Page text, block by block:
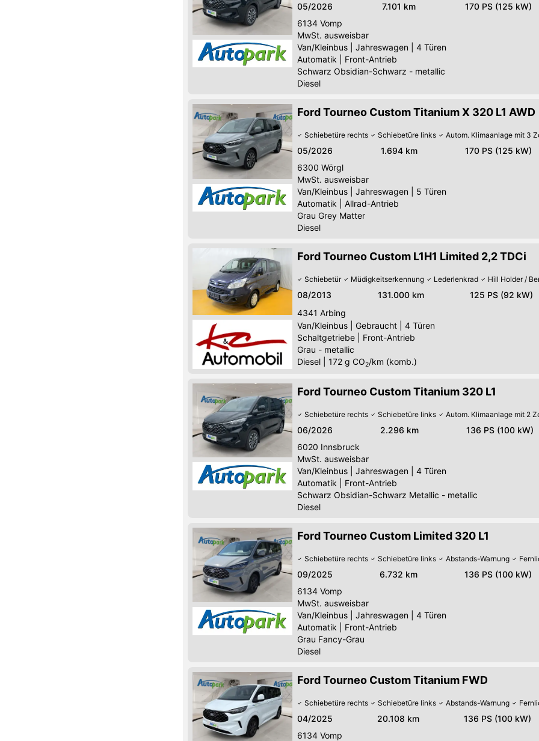
05/2026 7.101 km 170 PS (125 kW)
6134 Vomp
MwSt. ausweisbar
Van/Kleinbus
Jahreswagen
4 Türen
Automatik
Front-Antrieb
Schwarz Obsidian-Schwarz - metallic
Diesel
Ford Tourneo Custom Titanium X 320 L1 AWD
Schiebetüre rechts Schiebetüre links Autom. Klimaanlage mit 3
05/2026 1.694 km 170 PS (125 kW)
6300 Wörgl
MwSt. ausweisbar
Van/Kleinbus
Jahreswagen
5 Türen
Automatik
Allrad-Antrieb
Grau Grey Matter
Diesel
Ford Tourneo Custom L1H1 Limited 2,2 TDCi
Schiebetür Müdigkeitserkennung Lederlenkrad Hill Holder /
08/2013 131.000 km 125 PS (92 kW)
4341 Arbing
Van/Kleinbus
Gebraucht
4 Türen
Schaltgetriebe
Front-Antrieb
Grau - metallic
Diesel
172 g CO2/km (komb.)
Ford Tourneo Custom Titanium 320 L1
Schiebetüre rechts Schiebetüre links Autom. Klimaanlage mit 2
06/2026 2.296 km 136 PS (100 kW)
6020 Innsbruck
MwSt. ausweisbar
Van/Kleinbus
Jahreswagen
4 Türen
Automatik
Front-Antrieb
Schwarz Obsidian-Schwarz Metallic - metallic
Diesel
Ford Tourneo Custom Limited 320 L1
Schiebetüre rechts Schiebetüre links Abstands-Warnung
09/2025 6.732 km 136 PS (100 kW)
6134 Vomp
MwSt. ausweisbar
Van/Kleinbus
Jahreswagen
4 Türen
Automatik
Front-Antrieb
Grau Fancy-Grau
Diesel
Ford Tourneo Custom Titanium FWD
Schiebetüre rechts Schiebetüre links Abstands-Warnung
04/2025 20.108 km 136 PS (100 kW)
6134 Vomp